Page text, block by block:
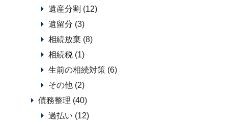
遺産分割 (12)
遺留分 (3)
相続放棄 (8)
相続税 (1)
生前の相続対策 (6)
その他 (2)
債務整理 (40)
過払い (12)